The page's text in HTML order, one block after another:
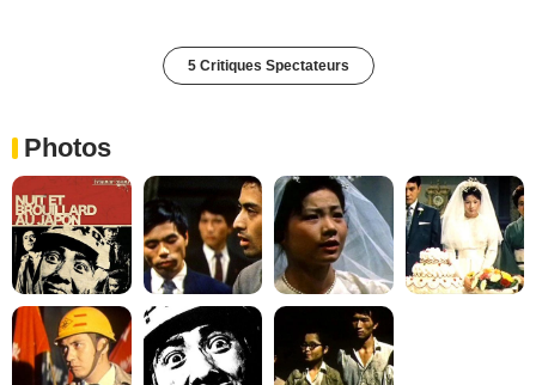
5 Critiques Spectateurs
Photos